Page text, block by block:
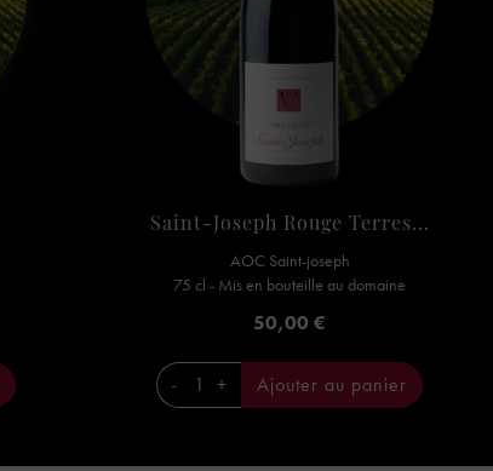
Saint-Joseph Rouge Terres...
AOC Saint-joseph
75 cl - Mis en bouteille au domaine
Prix
50,00 €
- + Ajouter au panier